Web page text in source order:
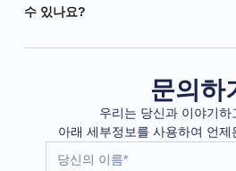
수 있나요?
문의하
우리는 당신과 이야기하
아래 세부정보를 사용하여 언제